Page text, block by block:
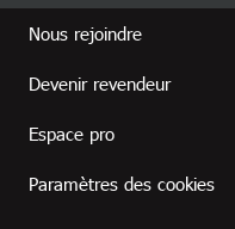
Nous rejoindre
Devenir revendeur
Espace pro
Paramètres des cookies